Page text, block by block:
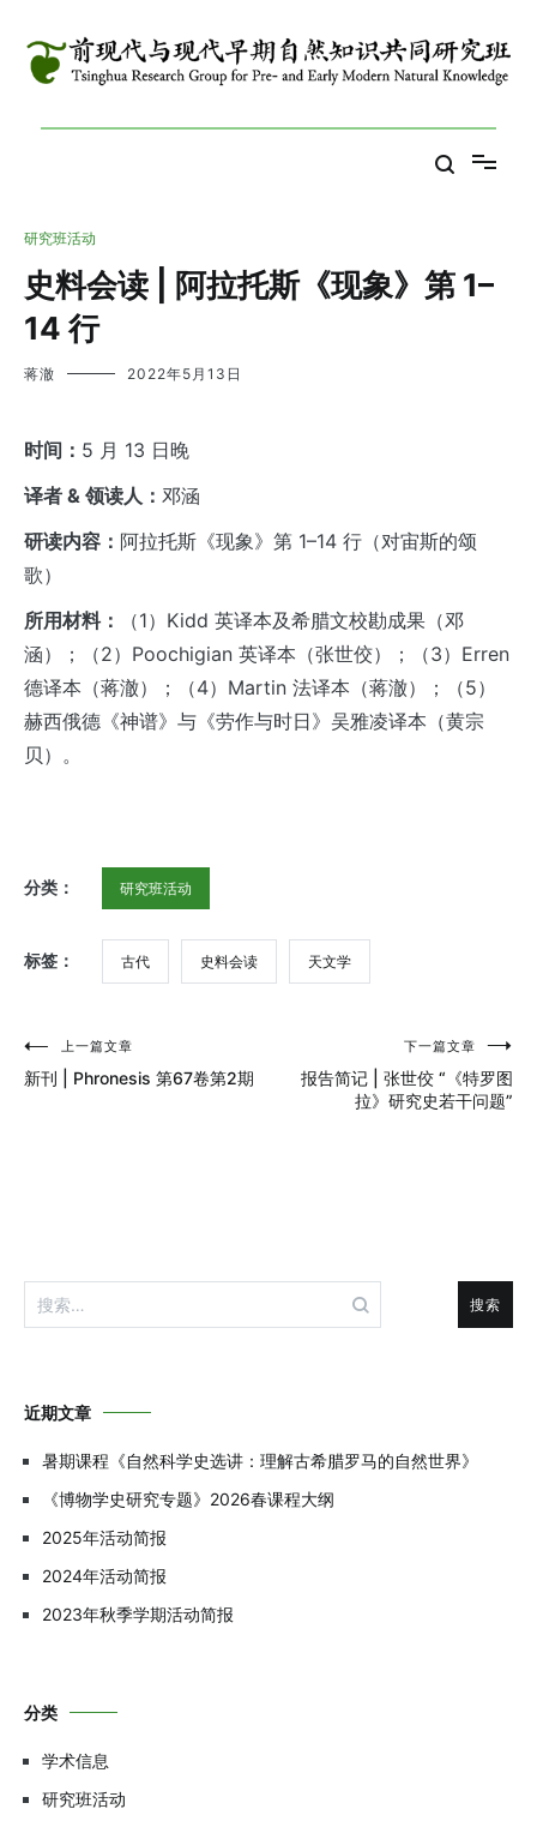
前现代与现代早期自然知识共同研究班
研究班活动
史料会读 | 阿拉托斯《现象》第 1–
14 行
蒋澈 2022年5月13日
时间： 5 月 13 日晚
译者 & 领读人： 邓涵
研读内容： 阿拉托斯《现象》第 1–14 行（对宙斯的颂
歌）
所用材料：
（1）Kidd 英译本及希腊文校勘成果（邓
涵）；（2）Poochigian 英译本（张世佼）；（3）Erren
德译本（蒋澈）；（4）Martin 法译本（蒋澈）；（5）
赫西俄德《神谱》与《劳作与时日》吴雅凌译本（黄宗
贝）。
分类： 研究班活动
标签： 古代 史料会读 天文学
文
上一篇文章
新刊 | Phronesis 第67卷第2期
下一篇文章
报告简记 | 张世佼 “《特罗图
拉》研究史若干问题”
搜
索：
近期文章
暑期课程《自然科学史选讲：理解古希腊罗马的自然世界》
《博物学史研究专题》2026春课程大纲
2025年活动简报
2024年活动简报
2023年秋季学期活动简报
分类
学术信息
研究班活动